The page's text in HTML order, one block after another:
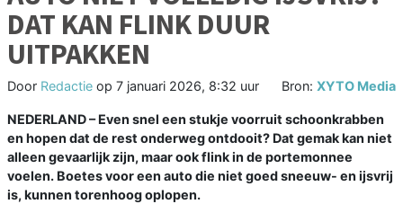
DAT KAN FLINK DUUR
UITPAKKEN
Door Redactie op 7 januari 2026, 8:32 uur Bron: XYTO Media
NEDERLAND – Even snel een stukje voorruit schoonkrabben
en hopen dat de rest onderweg ontdooit? Dat gemak kan niet
alleen gevaarlijk zijn, maar ook flink in de portemonnee
voelen. Boetes voor een auto die niet goed sneeuw- en ijsvrij
is, kunnen torenhoog oplopen.